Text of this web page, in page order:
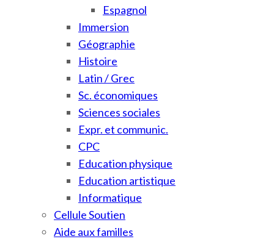
Espagnol
Immersion
Géographie
Histoire
Latin / Grec
Sc. économiques
Sciences sociales
Expr. et communic.
CPC
Education physique
Education artistique
Informatique
Cellule Soutien
Aide aux familles